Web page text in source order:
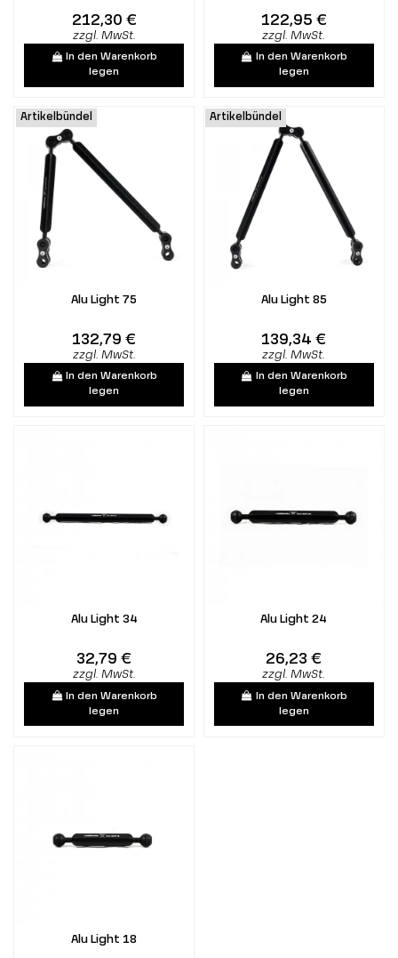
212,30 €
zzgl. MwSt.
In den Warenkorb
legen
122,95 €
zzgl. MwSt.
In den Warenkorb
legen
Artikelbündel
Alu Light 75
132,79 €
zzgl. MwSt.
In den Warenkorb
legen
Artikelbündel
Alu Light 85
139,34 €
zzgl. MwSt.
In den Warenkorb
legen
Alu Light 34
32,79 €
zzgl. MwSt.
In den Warenkorb
legen
Alu Light 24
26,23 €
zzgl. MwSt.
In den Warenkorb
legen
Alu Light 18